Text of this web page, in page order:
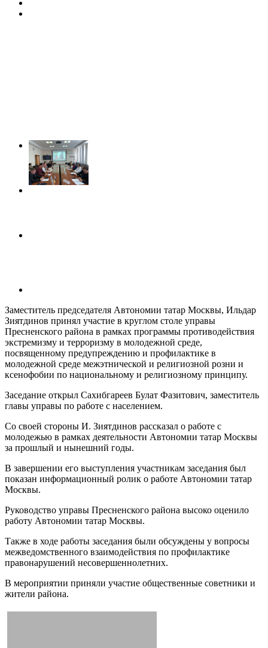
Заместитель председателя Автономии татар Москвы, Ильдар
Зиятдинов принял участие в круглом столе управы
Пресненского района в рамках программы противодействия
экстремизму и терроризму в молодежной среде,
посвященному предупреждению и профилактике в
молодежной среде межэтнической и религиозной розни и
ксенофобии по национальному и религиозному принципу.
Заседание открыл Сахибгареев Булат Фазитович, заместитель
главы управы по работе с населением.
Со своей стороны И. Зиятдинов рассказал о работе с
молодежью в рамках деятельности Автономии татар Москвы
за прошлый и нынешний годы.
В завершении его выступления участникам заседания был
показан информационный ролик о работе Автономии татар
Москвы.
Руководство управы Пресненского района высоко оценило
работу Автономии татар Москвы.
Также в ходе работы заседания были обсуждены у вопросы
межведомственного взаимодействия по профилактике
правонарушений несовершеннолетних.
В мероприятии приняли участие общественные советники и
жители района.